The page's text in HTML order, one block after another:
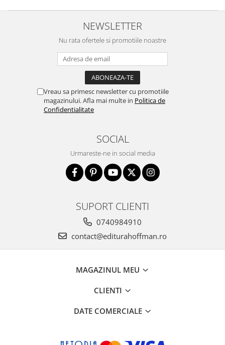
NEWSLETTER
Nu rata ofertele si promotiile noastre
Vreau sa primesc newsletter cu promotiile
magazinului. Afla mai multe in Politica de
Confidentialitate
SOCIAL
Urmareste-ne in social media
SUPORT CLIENTI
0740984910
contact@editurahoffman.ro
MAGAZINUL MEU
CLIENTI
DATE COMERCIALE